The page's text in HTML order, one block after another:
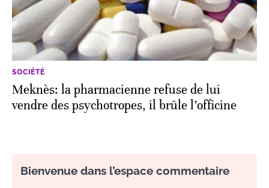
SOCIÉTÉ
Meknès: la pharmacienne refuse de lui
vendre des psychotropes, il brûle l’officine
Bienvenue dans l’espace commentaire